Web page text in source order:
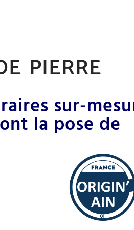
pierre
sur-
la pose de